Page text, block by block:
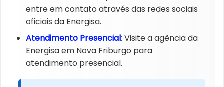
entre em contato através das redes sociais
oficiais da Energisa.
Atendimento Presencial: Visite a agência da
Energisa em Nova Friburgo para
atendimento presencial.